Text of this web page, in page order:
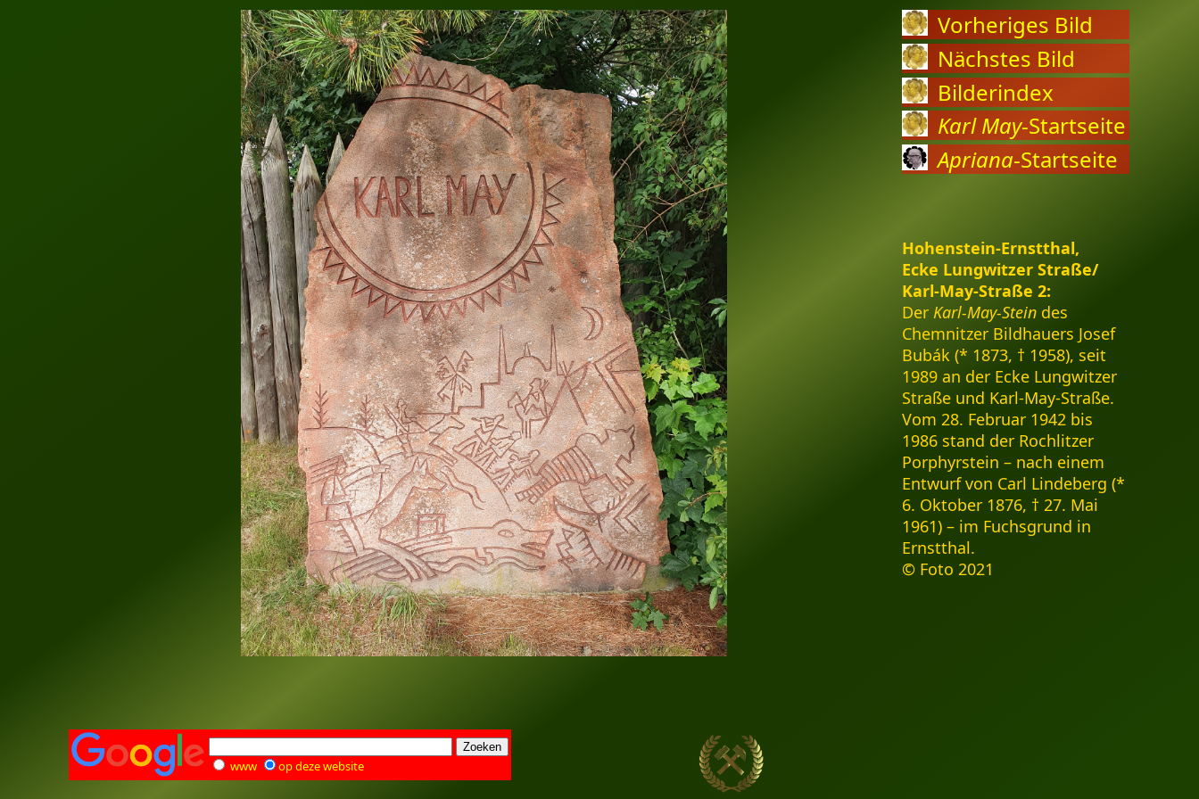
Vorheriges Bild
Nächstes Bild
Bilderindex
Karl May-Startseite
Apriana-Startseite
Hohenstein-Ernstthal,
Ecke Lungwitzer Straße/
Karl-May-Straße 2:
DerKarl-May-Stein des
Chemnitzer Bildhauers Josef
Bubák (* 1873, † 1958), seit
1989 an der Ecke Lungwitzer
Straße und Karl-May-Straße.
Vom 28. Februar 1942 bis
1986 stand der Rochlitzer
Porphyrstein – nach einem
Entwurf von Carl Lindeberg (*
6. Oktober 1876, † 27. Mai
1961) – im Fuchsgrund in
Ernstthal.
© Foto 2021
www op deze website